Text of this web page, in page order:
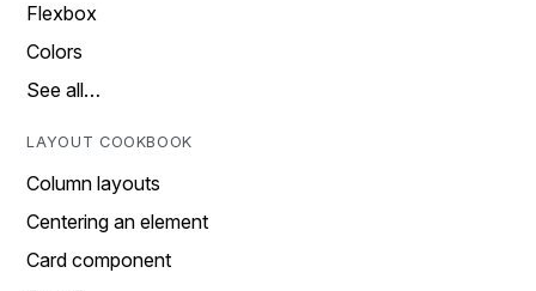
Flexbox
Colors
See all…
LAYOUT COOKBOOK
Column layouts
Centering an element
Card component